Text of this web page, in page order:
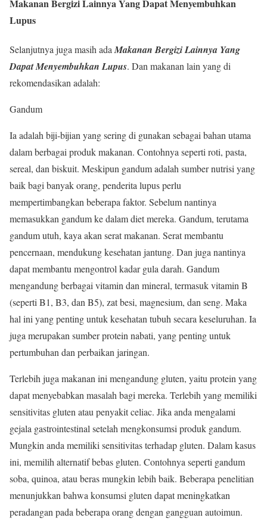
Makanan Bergizi Lainnya Yang Dapat Menyembuhkan
Lupus
Selanjutnya juga masih ada Makanan Bergizi Lainnya Yang
Dapat Menyembuhkan Lupus. Dan makanan lain yang di
rekomendasikan adalah:
Gandum
Ia adalah biji-bijian yang sering di gunakan sebagai bahan utama
dalam berbagai produk makanan. Contohnya seperti roti, pasta,
sereal, dan biskuit. Meskipun gandum adalah sumber nutrisi yang
baik bagi banyak orang, penderita lupus perlu
mempertimbangkan beberapa faktor. Sebelum nantinya
memasukkan gandum ke dalam diet mereka. Gandum, terutama
gandum utuh, kaya akan serat makanan. Serat membantu
pencernaan, mendukung kesehatan jantung. Dan juga nantinya
dapat membantu mengontrol kadar gula darah. Gandum
mengandung berbagai vitamin dan mineral, termasuk vitamin B
(seperti B1, B3, dan B5), zat besi, magnesium, dan seng. Maka
hal ini yang penting untuk kesehatan tubuh secara keseluruhan. Ia
juga merupakan sumber protein nabati, yang penting untuk
pertumbuhan dan perbaikan jaringan.
Terlebih juga makanan ini mengandung gluten, yaitu protein yang
dapat menyebabkan masalah bagi mereka. Terlebih yang memiliki
sensitivitas gluten atau penyakit celiac. Jika anda mengalami
gejala gastrointestinal setelah mengkonsumsi produk gandum.
Mungkin anda memiliki sensitivitas terhadap gluten. Dalam kasus
ini, memilih alternatif bebas gluten. Contohnya seperti gandum
soba, quinoa, atau beras mungkin lebih baik. Beberapa penelitian
menunjukkan bahwa konsumsi gluten dapat meningkatkan
peradangan pada beberapa orang dengan gangguan autoimun.